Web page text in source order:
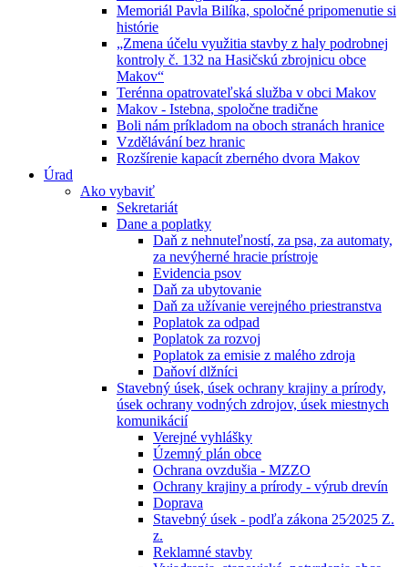
Memoriál Pavla Bilíka, spoločné pripomenutie si
histórie
„Zmena účelu využitia stavby z haly podrobnej
kontroly č. 132 na Hasičskú zbrojnicu obce
Makov“
Terénna opatrovateľská služba v obci Makov
Makov - Istebna, spoločne tradične
Boli nám príkladom na oboch stranách hranice
Vzdělávání bez hranic
Rozšírenie kapacít zberného dvora Makov
Úrad
Ako vybaviť
Sekretariát
Dane a poplatky
Daň z nehnuteľností, za psa, za automaty,
za nevýherné hracie prístroje
Evidencia psov
Daň za ubytovanie
Daň za užívanie verejného priestranstva
Poplatok za odpad
Poplatok za rozvoj
Poplatok za emisie z malého zdroja
Daňoví dlžníci
Stavebný úsek, úsek ochrany krajiny a prírody,
úsek ochrany vodných zdrojov, úsek miestnych
komunikácií
Verejné vyhlášky
Územný plán obce
Ochrana ovzdušia - MZZO
Ochrany krajiny a prírody - výrub drevín
Doprava
Stavebný úsek - podľa zákona 25⁄2025 Z.
z.
Reklamné stavby